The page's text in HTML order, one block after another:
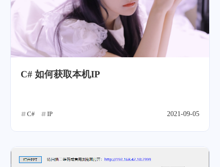
C# 如何获取本机IP
C# IP 2021-09-05